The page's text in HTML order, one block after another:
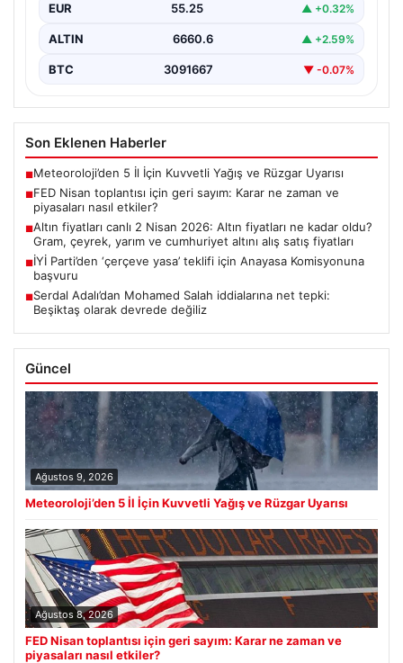
EUR 55.25 ▲ +0.32%
ALTIN 6660.6 ▲ +2.59%
BTC 3091667 ▼ -0.07%
Son Eklenen Haberler
■Meteoroloji’den 5 İl İçin Kuvvetli Yağış ve Rüzgar Uyarısı
■FED Nisan toplantısı için geri sayım: Karar ne zaman ve
piyasaları nasıl etkiler?
■Altın fiyatları canlı 2 Nisan 2026: Altın fiyatları ne kadar oldu?
Gram, çeyrek, yarım ve cumhuriyet altını alış satış fiyatları
■İYİ Parti’den ‘çerçeve yasa’ teklifi için Anayasa Komisyonuna
başvuru
■Serdal Adalı’dan Mohamed Salah iddialarına net tepki:
Beşiktaş olarak devrede değiliz
Güncel
Ağustos 9, 2026
Meteoroloji’den 5 İl İçin Kuvvetli Yağış ve Rüzgar Uyarısı
Ağustos 8, 2026
FED Nisan toplantısı için geri sayım: Karar ne zaman ve
piyasaları nasıl etkiler?